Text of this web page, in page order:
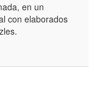
en un
con elaborados